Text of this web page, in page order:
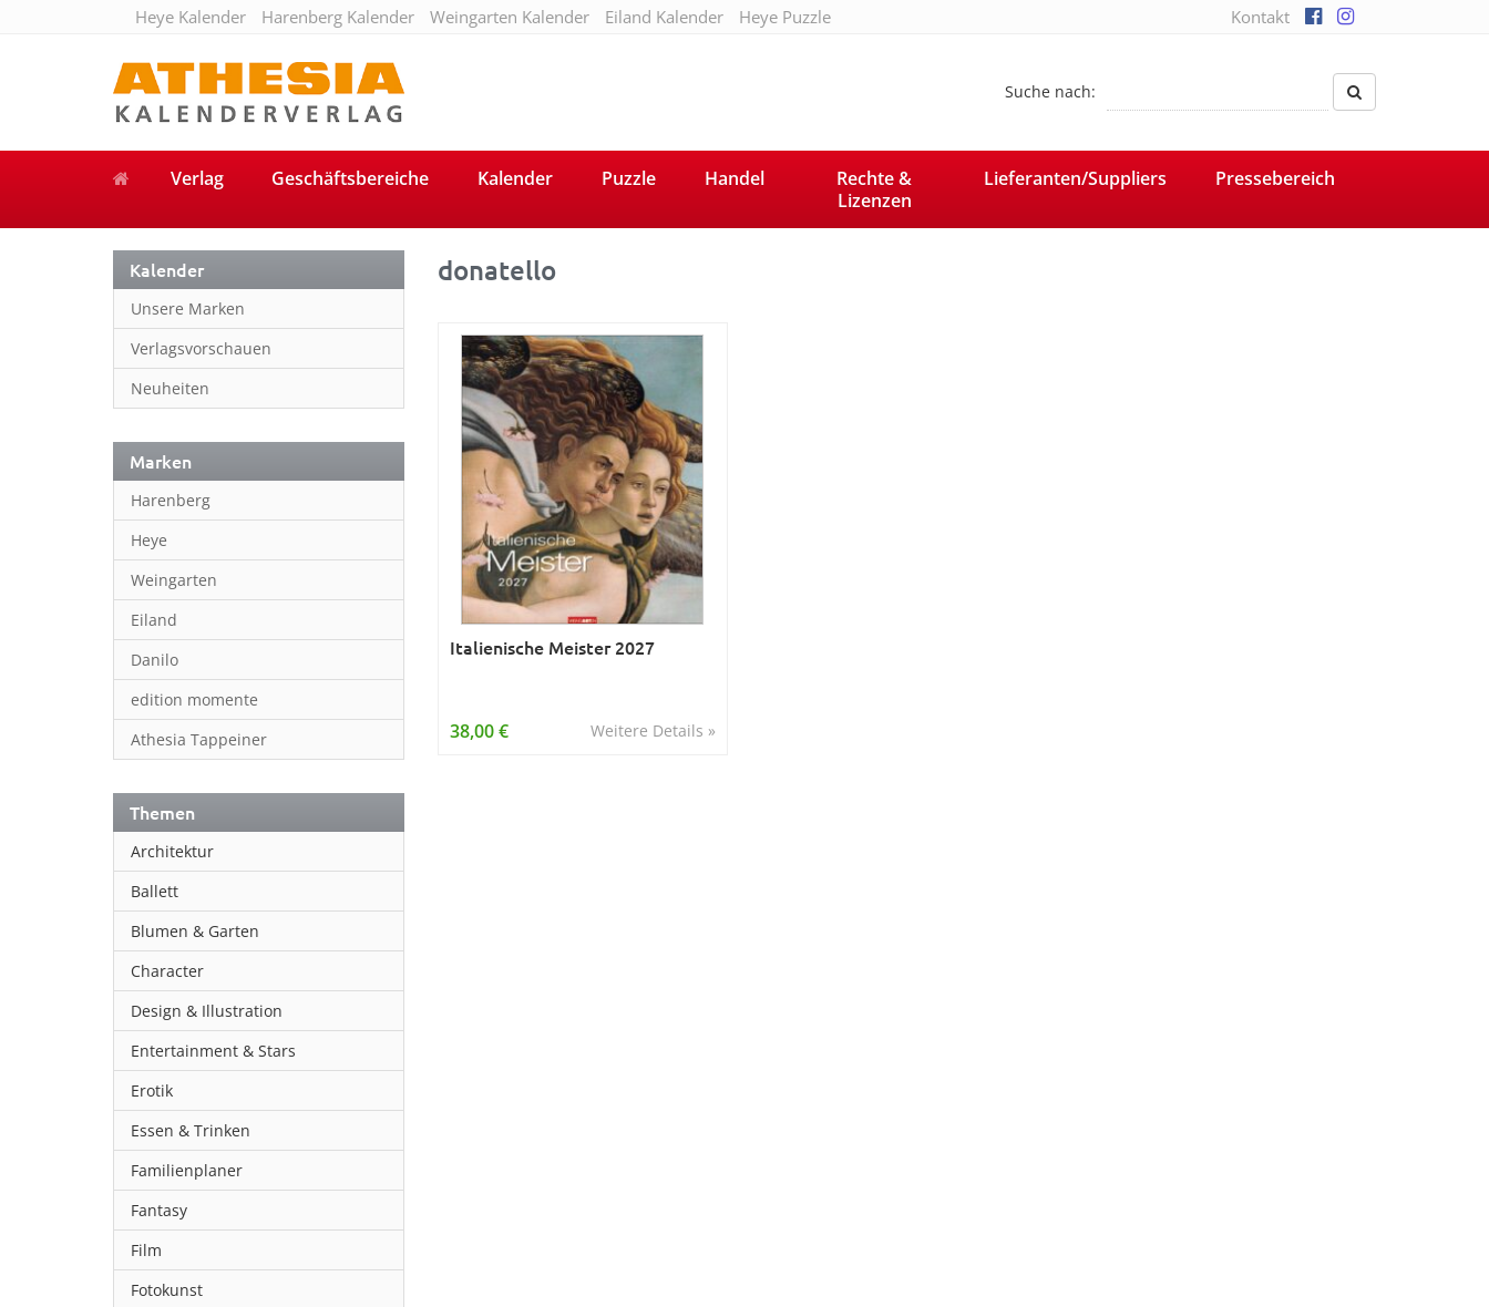
Heye Kalender Harenberg Kalender Weingarten Kalender Eiland Kalender Heye Puzzle Kontakt
Suche nach:
Verlag Geschäftsbereiche Kalender Puzzle Handel
Rechte &
Lizenzen
Lieferanten/Suppliers Pressebereich
Kalender
Unsere Marken
Verlagsvorschauen
Neuheiten
Marken
Harenberg
Heye
Weingarten
Eiland
Danilo
edition momente
Athesia Tappeiner
Themen
Architektur
Ballett
Blumen & Garten
Character
Design & Illustration
Entertainment & Stars
Erotik
Essen & Trinken
Familienplaner
Fantasy
Film
Fotokunst
donatello
Italienische Meister 2027
Weitere Details »
38,00 €